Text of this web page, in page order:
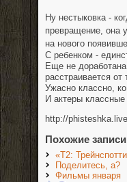
Ну нестыковка -
превращение, она
на нового
C ребенком -
Еще не
расстраивается от
Ужасно классно,
И актеры классные
http://
Похожие записи
«Т2:
Поделитесь, а?
Фильмы января